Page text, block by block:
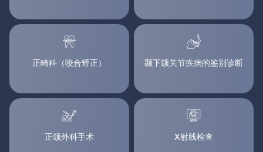
正畸科（咬合矫正） 颞下颌关节疾病的鉴别诊断
正颌外科手术 X射线检查